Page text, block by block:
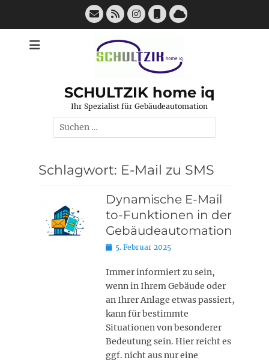
E-
Mail
FeedInstagram
Telefon
Cloud
SCHULTZIK home iq
Ihr Spezialist für Gebäudeautomation
Suchen
nach:
Schlagwort: E-Mail zu SMS
Dynamische E-Mail
to-Funktionen in der
Gebäudeautomation
Posted
5. Februar 2025
Immer informiert zu sein,
wenn in Ihrem Gebäude oder
an Ihrer Anlage etwas passiert,
kann für bestimmte
Situationen von besonderer
Bedeutung sein. Hier reicht es
ggf. nicht aus nur eine